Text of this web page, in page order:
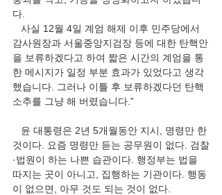
다.
사실 12월 4일 계엄 해제 이후 민주당에서
감사원장과 서울중앙지검장 등에 대한 탄핵안
을 보류하겠다고 하여 짧은 시간의 계엄을 통
한 메시지가 일정 부분 효과가 있었다고 생각
했습니다. 그러나 이틀 후 보류하겠다던 탄핵
소추를 그냥 해 버렸습니다.”
윤 대통령은 2년 5개월동안 지시, 명령만 한
것이다. 요즘 명령만 듣는 공무원이 없다. 검찰
·법원이 하는 나쁜 습관이다. 행정부는 법을
따지는 곳이 아니고, 집행하는 기관이다. 행동
이 없으면, 아무 것도 되는 것이 없다.